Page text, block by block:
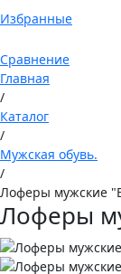
Избранные
Сравнение
Главная
/
Каталог
/
Мужская обувь.
/
Лоферы мужские
Лоферы